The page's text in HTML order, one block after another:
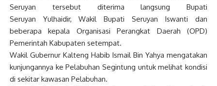
Seruyan tersebut diterima langsung Bupati
Seruyan Yulhaidir, Wakil Bupati Seruyan Iswanti dan
beberapa kepala Organisasi Perangkat Daerah (OPD)
Pemerintah Kabupaten setempat.
Wakil Gubernur Kalteng Habib Ismail Bin Yahya mengatakan
kunjungannya ke Pelabuhan Segintung untuk melihat kondisi
di sekitar kawasan Pelabuhan.